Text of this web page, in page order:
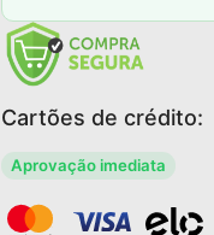
Cartões de crédito:
Aprovação imediata